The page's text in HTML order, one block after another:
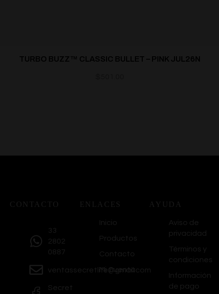
TURBO BUZZ™ CLASSIC BULLET – PINK JUL26N
CONTACTO
33
2802
0887
ventassecretlife@gmail.com
Secret
ENLACES
Inicio
Productos
Contacto
Mi Cuenta
AYUDA
Aviso de
privacidad
Términos y
condiciones
Información
de pago